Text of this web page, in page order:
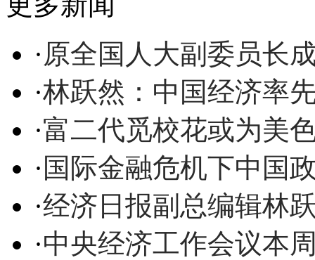
·原全国人大副委员长
·林跃然：中国经济率
·富二代觅校花或为美
· 国际金融危机下中国
·经济日报副总编辑林
·中央经济工作会议本